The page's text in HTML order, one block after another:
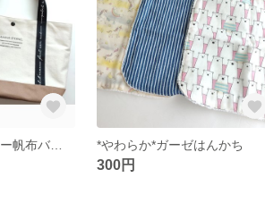
完成品*マルチカラー帆布バッグ *やわらか*ガーゼはんかち
300円